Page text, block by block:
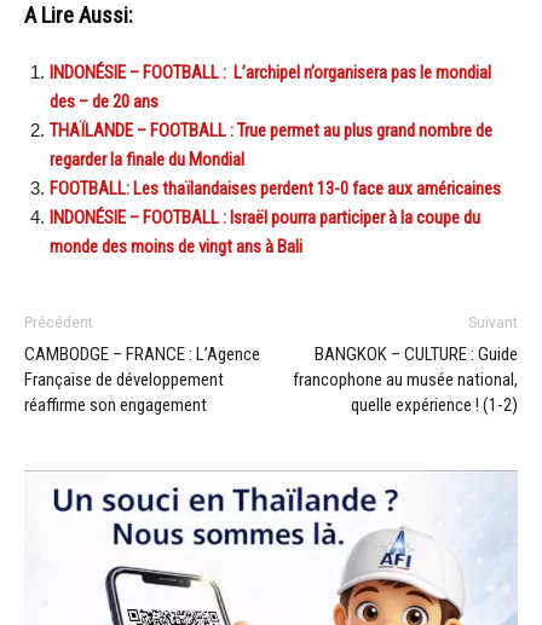
A Lire Aussi:
INDONÉSIE – FOOTBALL : L’archipel n’organisera pas le mondial
des – de 20 ans
THAÏLANDE – FOOTBALL : True permet au plus grand nombre de
regarder la finale du Mondial
FOOTBALL: Les thaïlandaises perdent 13-0 face aux américaines
INDONÉSIE – FOOTBALL : Israël pourra participer à la coupe du
monde des moins de vingt ans à Bali
Précédent
CAMBODGE – FRANCE : L’Agence
Française de développement
réaffirme son engagement
Suivant
BANGKOK – CULTURE : Guide
francophone au musée national,
quelle expérience ! (1-2)